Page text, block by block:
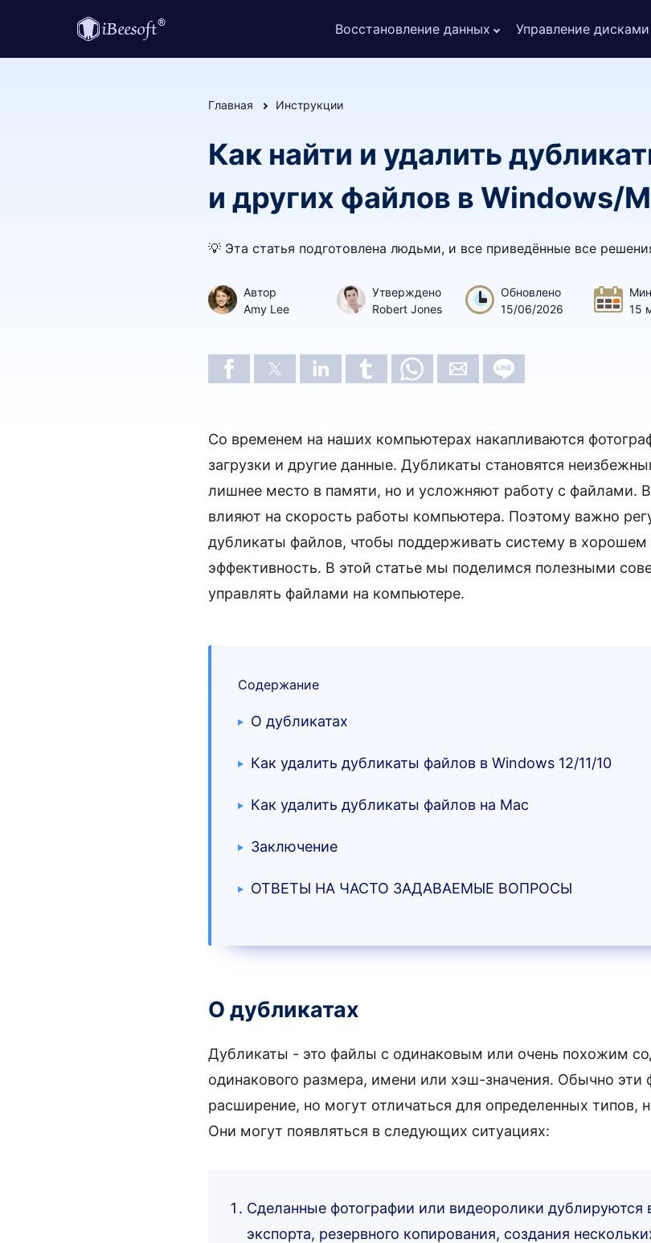
Восстановление данных Управление дисками
Главная Инструкции
Как найти и удалить
и других файлов в Windows/
💡 Эта статья подготовлена людьми, и все приведённые все
Автор
Amy Lee
Утверждено
Robert Jones
Обновлено
15/06/2026
15
Со временем на наших компьютерах накапливаются
загрузки и другие данные. Дубликаты становятся
лишнее место в памяти, но и усложняют работу с файлами.
влияют на скорость работы компьютера. Поэтому важно
дубликаты файлов, чтобы поддерживать систему в
эффективность. В этой статье мы поделимся полезными
управлять файлами на компьютере.
Содержание
О дубликатах
Как удалить дубликаты файлов в Windows 12/11/10
Использование бесплатной программы для
Как удалить дубликаты файлов на Mac
Попробуйте Mac Bash скрипт
Заключение
ОТВЕТЫ НА ЧАСТО ЗАДАВАЕМЫЕ ВОПРОСЫ
О дубликатах
Дубликаты - это файлы с одинаковым или очень похожим
одинакового размера, имени или хэш-значения. Обычно
расширение, но могут отличаться для определенных
Они могут появляться в следующих ситуациях:
Сделанные фотографии или видеоролики дублируются
экспорта, резервного копирования, создания